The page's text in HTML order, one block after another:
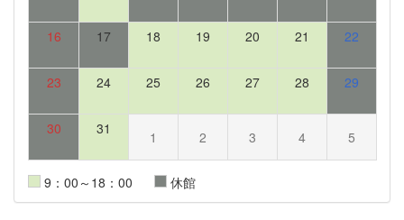
16 17 18 19 20 21 22
23 24 25 26 27 28 29
30 31 1 2 3 4 5
9：00～18：00 休館